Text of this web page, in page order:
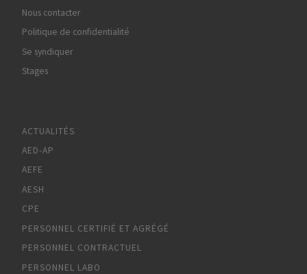
Nous contacter
Politique de confidentialité
Se syndiquer
Stages
ACTUALITÉS
AED-AP
AEFE
AESH
CPE
PERSONNEL CERTIFIÉ ET AGRÉGÉ
PERSONNEL CONTRACTUEL
PERSONNEL LABO